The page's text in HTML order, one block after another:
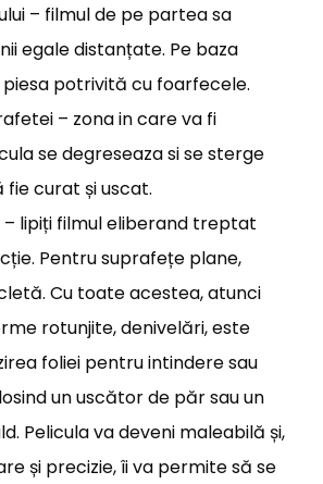
– filmul de pe partea sa
egale distanțate. Pe baza
potrivită cu foarfecele.
– zona in care va fi
se degreseaza si se sterge
fie curat și uscat.
– lipiți filmul eliberand treptat
Pentru suprafețe plane,
Cu toate acestea, atunci
rotunjite, denivelări, este
foliei pentru intindere sau
un uscător de păr sau un
Pelicula va deveni maleabilă și,
și precizie, îi va permite să se